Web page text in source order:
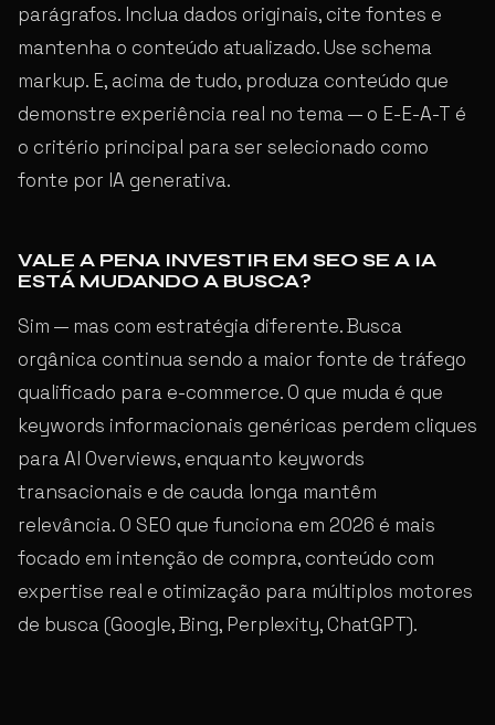
parágrafos. Inclua dados originais, cite fontes e
mantenha o conteúdo atualizado. Use schema
markup. E, acima de tudo, produza conteúdo que
demonstre experiência real no tema — o E-E-A-T é
o critério principal para ser selecionado como
fonte por IA generativa.
VALE A PENA INVESTIR EM SEO SE A IA
ESTÁ MUDANDO A BUSCA?
Sim — mas com estratégia diferente. Busca
orgânica continua sendo a maior fonte de tráfego
qualificado para e-commerce. O que muda é que
keywords informacionais genéricas perdem cliques
para AI Overviews, enquanto keywords
transacionais e de cauda longa mantêm
relevância. O SEO que funciona em 2026 é mais
focado em intenção de compra, conteúdo com
expertise real e otimização para múltiplos motores
de busca (Google, Bing, Perplexity, ChatGPT).